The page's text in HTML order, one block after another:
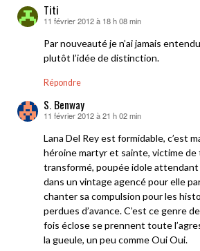
Titi
dit :
11 février 2012 à 18 h 08 min
Par nouveauté je n’ai jamais
plutôt l’idée de distinction.
Répondre
S. Benway
dit :
11 février 2012 à 21 h 02 min
Lana Del Rey est formidable, c’est
héroine martyr et sainte, victime de
transformé, poupée idole attendant
dans un vintage agencé pour elle
chanter sa compulsion pour les
perdues d’avance. C’est ce genre
fois éclose se prennent toute
la gueule, un peu comme Oui Oui.